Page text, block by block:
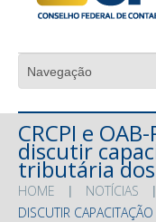
CRCPI e
discutir
tributária
HOME NOTÍCIAS
DISCUTIR